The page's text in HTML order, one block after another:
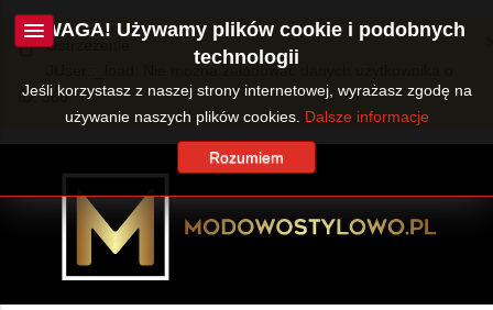
Ostrzeżenie
JUser::_load: Nie można załadować danych użytkownika o
ID: 360.
UWAGA! Używamy plików cookie i podobnych
technologii
Jeśli korzystasz z naszej strony internetowej, wyrażasz zgodę na
używanie naszych plików cookies. Dalsze informacje
Rozumiem